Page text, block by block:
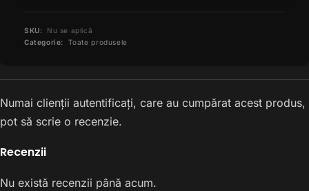
SKU:
Nu se aplică
Categorie:
Toate produsele
Recenzii
Nu există recenzii până acum.
Numai clienții autentificați, care au cumpărat acest produs,
pot să scrie o recenzie.